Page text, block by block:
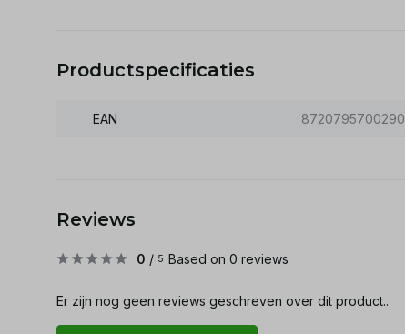
Productspecificaties
EAN 8720795700290
Reviews
0 / 5 Based on 0 reviews
Er zijn nog geen reviews geschreven over dit product..